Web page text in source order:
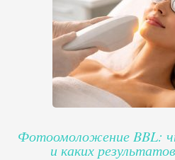
Фотоомоложение BBL:
и каких